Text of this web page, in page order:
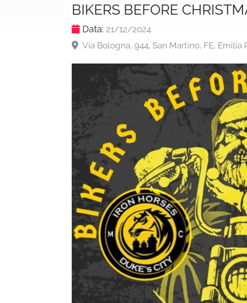
BIKERS BEFORE
Data: 21/12/2024
Via Bologna, 944, San Martino, FE, Emilia